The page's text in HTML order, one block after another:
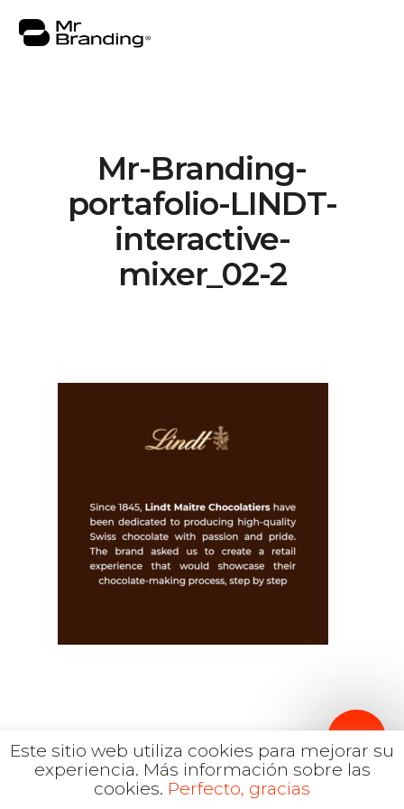
Mr-Branding-
portafolio-LINDT-
interactive-
mixer_02-2
Nosotros
Portafolio
Asesorías
Español
hola@mrbranding.co
+57 313 4561167
Términos y Condiciones
Este sitio web utiliza cookies para mejorar su
experiencia. Más información sobre las
cookies. Perfecto, gracias